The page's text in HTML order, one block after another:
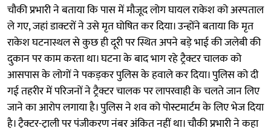
चौकी प्रभारी ने बताया कि पास में मौजूद लोग घायल राकेश को अस्पताल
ले गए, जहां डाक्टरों ने उसे मृत घोषित कर दिया। उन्होंने बताया कि मृत
राकेश घटनास्थल से कुछ ही दूरी पर स्थित अपने बड़े भाई की जलेबी की
दुकान पर काम करता था। घटना के बाद भाग रहे ट्रैक्टर चालक को
आसपास के लोगों ने पकड़कर पुलिस के हवाले कर दिया। पुलिस को दी
गई तहरीर में परिजनों ने ट्रैक्टर चालक पर लापरवाही के चलते जान लिए
जाने का आरोप लगाया है। पुलिस ने शव को पोस्टमार्टम के लिए भेज दिया
है। ट्रैक्टर-ट्राली पर पंजीकरण नंबर अंकित नहीं था। चौकी प्रभारी ने कहा